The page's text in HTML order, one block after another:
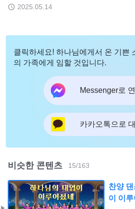
2025.05.14
클릭하세요! 하나님에게서 온 기쁜
의 가족에게 임할 것입니다.
Messenger로
카카오톡으로
비슷한 콘텐츠 15/163
찬양
이 이